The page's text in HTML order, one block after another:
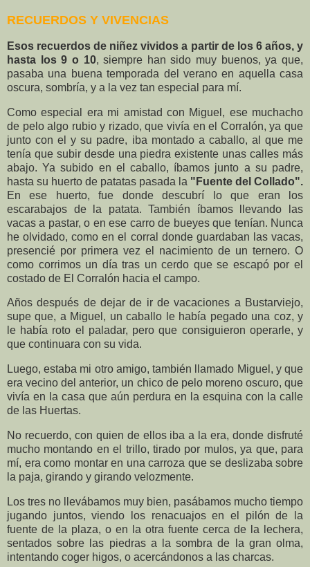
RECUERDOS Y VIVENCIAS
Esos recuerdos de niñez vividos a partir de los 6 años, y
hasta los 9 o 10, siempre han sido muy buenos, ya que,
pasaba una buena temporada del verano en aquella casa
oscura, sombría, y a la vez tan especial para mí.
Como especial era mi amistad con Miguel, ese muchacho
de pelo algo rubio y rizado, que vivía en el Corralón, ya que
junto con el y su padre, iba montado a caballo, al que me
tenía que subir desde una piedra existente unas calles más
abajo. Ya subido en el caballo, íbamos junto a su padre,
hasta su huerto de patatas pasada la "Fuente del Collado".
En ese huerto, fue donde descubrí lo que eran los
escarabajos de la patata. También íbamos llevando las
vacas a pastar, o en ese carro de bueyes que tenían. Nunca
he olvidado, como en el corral donde guardaban las vacas,
presencié por primera vez el nacimiento de un ternero. O
como corrimos un día tras un cerdo que se escapó por el
costado de El Corralón hacia el campo.
Años después de dejar de ir de vacaciones a Bustarviejo,
supe que, a Miguel, un caballo le había pegado una coz, y
le había roto el paladar, pero que consiguieron operarle, y
que continuara con su vida.
Luego, estaba mi otro amigo, también llamado Miguel, y que
era vecino del anterior, un chico de pelo moreno oscuro, que
vivía en la casa que aún perdura en la esquina con la calle
de las Huertas.
No recuerdo, con quien de ellos iba a la era, donde disfruté
mucho montando en el trillo, tirado por mulos, ya que, para
mí, era como montar en una carroza que se deslizaba sobre
la paja, girando y girando velozmente.
Los tres no llevábamos muy bien, pasábamos mucho tiempo
jugando juntos, viendo los renacuajos en el pilón de la
fuente de la plaza, o en la otra fuente cerca de la lechera,
sentados sobre las piedras a la sombra de la gran olma,
intentando coger higos, o acercándonos a las charcas.